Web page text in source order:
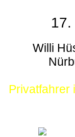
Willi
Privatfahrer